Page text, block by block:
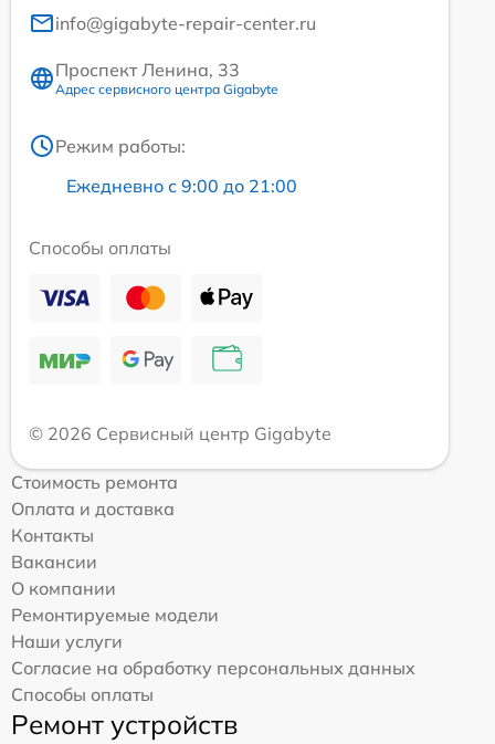
info@gigabyte-repair-center.ru
Проспект Ленина, 33
Адрес сервисного центра Gigabyte
Режим работы:
Ежедневно с 9:00 до 21:00
Способы оплаты
© 2026 Сервисный центр Gigabyte
Стоимость ремонта
Оплата и доставка
Контакты
Вакансии
О компании
Ремонтируемые модели
Наши услуги
Согласие на обработку персональных данных
Способы оплаты
Ремонт устройств